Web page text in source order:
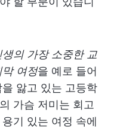
의 가장 소중한 교
여정을 예로 들어
앓고 있는 고등학
가슴 저미는 회고
기 있는 여정 속에